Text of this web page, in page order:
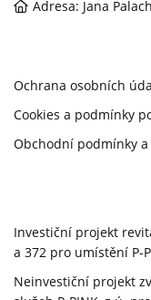
Adresa: Jana
Ochrana osobních
Cookies a podmínky
Obchodní podmínky
Investiční projekt
a 372 pro umístění P-
Neinvestiční projekt